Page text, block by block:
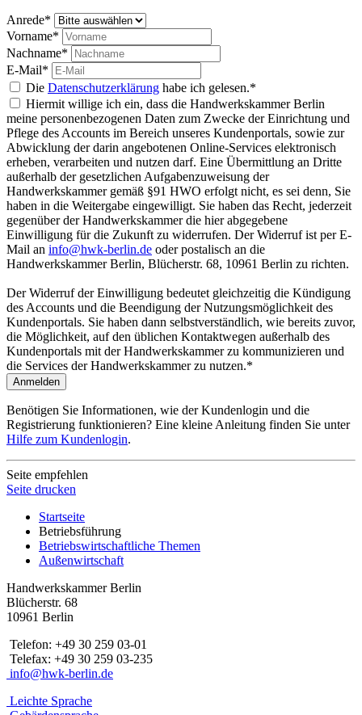
Anrede*
Vorname*
Nachname*
E-Mail*
Die Datenschutzerklärung habe ich gelesen.*
Hiermit willige ich ein, dass die Handwerkskammer Berlin
meine personenbezogenen Daten zum Zwecke der Einrichtung und
Pflege des Accounts im Bereich unseres Kundenportals, sowie zur
Abwicklung der darin angebotenen Online-Services elektronisch
erheben, verarbeiten und nutzen darf. Eine Übermittlung an Dritte
außerhalb der gesetzlichen Aufgabenzuweisung der
Handwerkskammer gemäß §91 HWO erfolgt nicht, es sei denn, Sie
haben in die Weitergabe eingewilligt. Sie haben das Recht, jederzeit
gegenüber der Handwerkskammer die hier abgegebene
Einwilligung für die Zukunft zu widerrufen. Der Widerruf ist per E-
Mail an info@hwk-berlin.de oder postalisch an die
Handwerkskammer Berlin, Blücherstr. 68, 10961 Berlin zu richten.
Der Widerruf der Einwilligung bedeutet gleichzeitig die Kündigung
des Accounts und die Beendigung der Nutzungsmöglichkeit des
Kundenportals. Sie haben dann selbstverständlich, wie bereits zuvor,
die Möglichkeit, auf den üblichen Kontaktwegen außerhalb des
Kundenportals mit der Handwerkskammer zu kommunizieren und
die Services der Handwerkskammer zu nutzen.*
Anmelden
Benötigen Sie Informationen, wie der Kundenlogin und die
Registrierung funktionieren? Eine kleine Anleitung finden Sie unter
Hilfe zum Kundenlogin.
Seite empfehlen
Seite drucken
Startseite
Betriebsführung
Betriebswirtschaftliche Themen
Außenwirtschaft
Handwerkskammer Berlin
Blücherstr. 68
10961 Berlin
Telefon: +49 30 259 03-01
Telefax: +49 30 259 03-235
info@hwk-berlin.de
Leichte Sprache